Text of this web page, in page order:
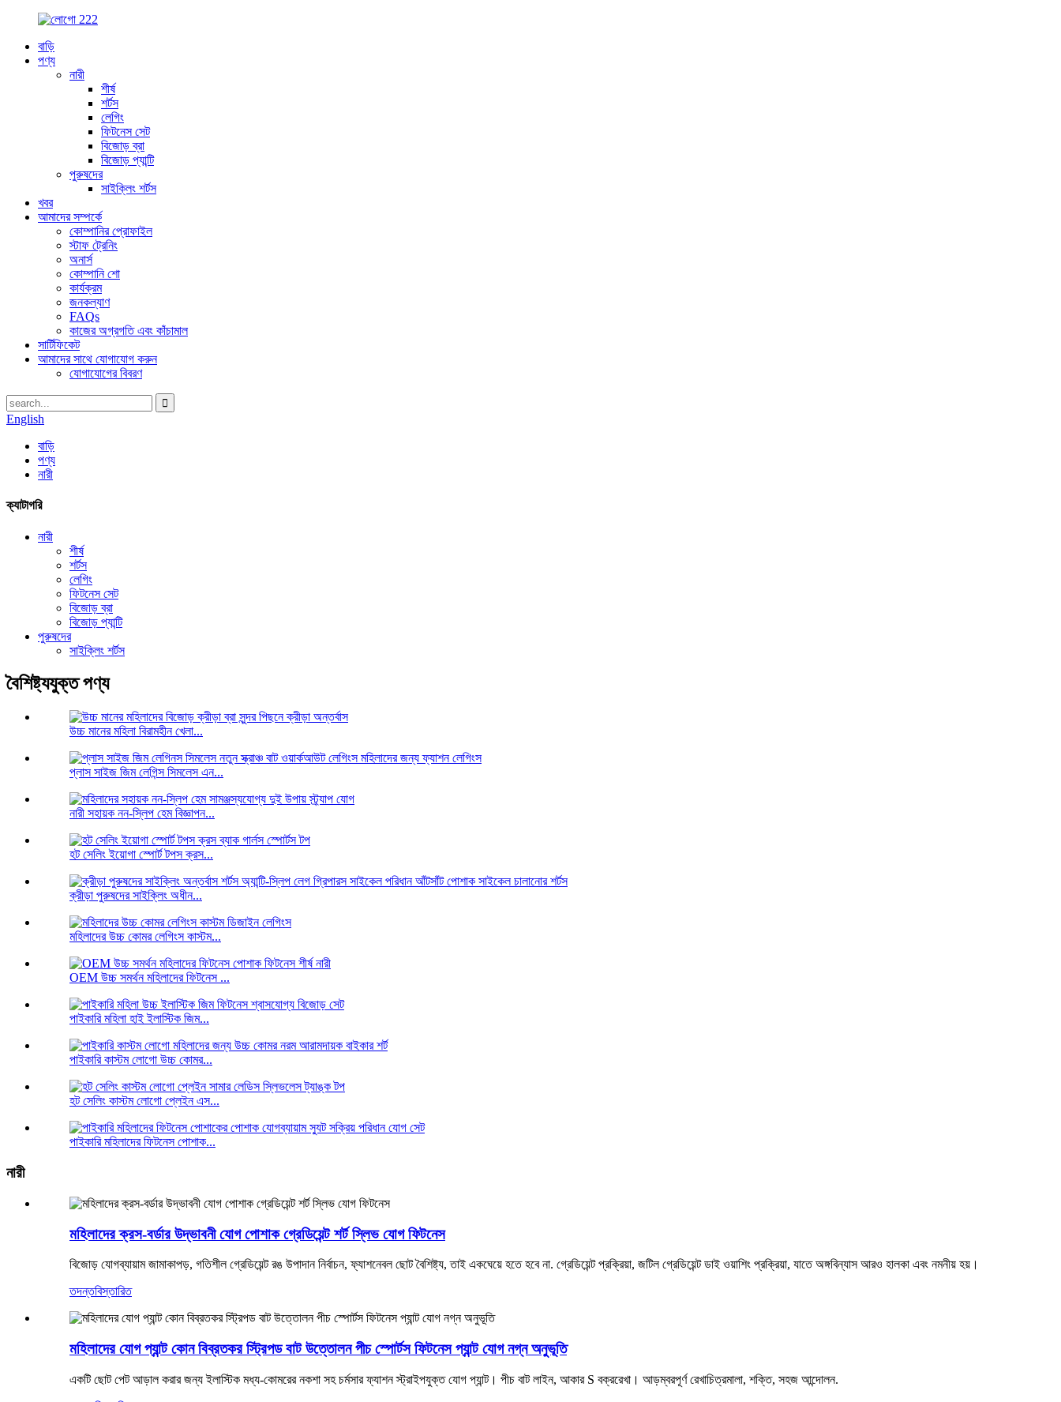
বাড়ি
পণ্য
নারী
শীর্ষ
শর্টস
লেগিং
ফিটনেস সেট
বিজোড় ব্রা
বিজোড় প্যান্টি
পুরুষদের
সাইক্লিং শর্টস
খবর
আমাদের সম্পর্কে
কোম্পানির প্রোফাইল
স্টাফ ট্রেনিং
অনার্স
কোম্পানি শো
কার্যক্রম
জনকল্যাণ
FAQs
কাজের অগ্রগতি এবং কাঁচামাল
সার্টিফিকেট
আমাদের সাথে যোগাযোগ করুন
যোগাযোগের বিবরণ
English
বাড়ি
পণ্য
নারী
ক্যাটাগরি
নারী
শীর্ষ
শর্টস
লেগিং
ফিটনেস সেট
বিজোড় ব্রা
বিজোড় প্যান্টি
পুরুষদের
সাইক্লিং শর্টস
বৈশিষ্ট্যযুক্ত পণ্য
উচ্চ মানের মহিলা বিরামহীন খেলা...
প্লাস সাইজ জিম লেগিন্স সিমলেস এন...
নারী সহায়ক নন-স্লিপ হেম বিজ্ঞাপন...
হট সেলিং ইয়োগা স্পোর্ট টপস ক্রস...
ক্রীড়া পুরুষদের সাইক্লিং অধীন...
মহিলাদের উচ্চ কোমর লেগিংস কাস্টম...
OEM উচ্চ সমর্থন মহিলাদের ফিটনেস ...
পাইকারি মহিলা হাই ইলাস্টিক জিম...
পাইকারি কাস্টম লোগো উচ্চ কোমর...
হট সেলিং কাস্টম লোগো প্লেইন এস...
পাইকারি মহিলাদের ফিটনেস পোশাক...
নারী
মহিলাদের ক্রস-বর্ডার উদ্ভাবনী যোগ পোশাক গ্রেডিয়েন্ট শর্ট স্লিভ যোগ ফিটনেস
বিজোড় যোগব্যায়াম জামাকাপড়, গতিশীল গ্রেডিয়েন্ট রঙ উপাদান নির্বাচন, ফ্যাশনেবল ছোট বৈশিষ্ট্য, তাই একঘেয়ে হতে হবে না. গ্রেডিয়েন্ট প্রক্রিয়া, জটিল গ্রেডিয়েন্ট ডাই ওয়াশিং প্রক্রিয়া, যাতে অঙ্গবিন্যাস আরও হালকা এবং নমনীয় হয়।
তদন্তবিস্তারিত
মহিলাদের যোগ প্যান্ট কোন বিব্রতকর স্ট্রিপড বাট উত্তোলন পীচ স্পোর্টস ফিটনেস প্যান্ট যোগ নগ্ন অনুভূতি
একটি ছোট পেট আড়াল করার জন্য ইলাস্টিক মধ্য-কোমরের নকশা সহ চর্মসার ফ্যাশন স্ট্রাইপযুক্ত যোগ প্যান্ট। পীচ বাট লাইন, আকার S বক্ররেখা। আড়ম্বরপূর্ণ রেখাচিত্রমালা, শক্তি, সহজ আন্দোলন.